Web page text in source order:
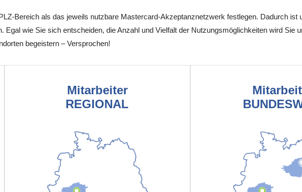
Bereich als das jeweils nutzbare Mastercard-Akzeptanznetzwerk festlegen. Dadurch ist
Egal wie Sie sich entscheiden, die Anzahl und Vielfalt der Nutzungsmöglichkeiten wird Sie
begeistern – Versprochen!
Mitarbeiter
REGIONAL